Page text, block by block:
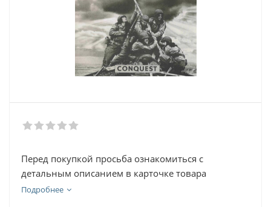
Перед покупкой просьба ознакомиться с
детальным описанием в карточке товара
Подробнее